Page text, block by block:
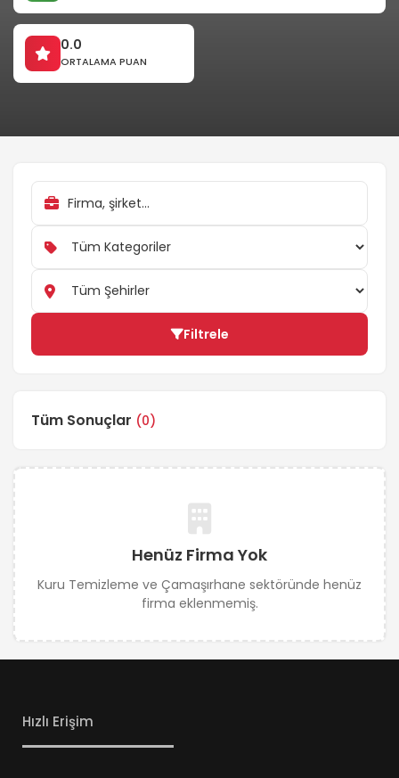
0.0
ORTALAMA PUAN
Filtrele
Tüm Sonuçlar (0)
Henüz Firma Yok
Kuru Temizleme ve Çamaşırhane sektöründe henüz
firma eklenmemiş.
Hızlı Erişim